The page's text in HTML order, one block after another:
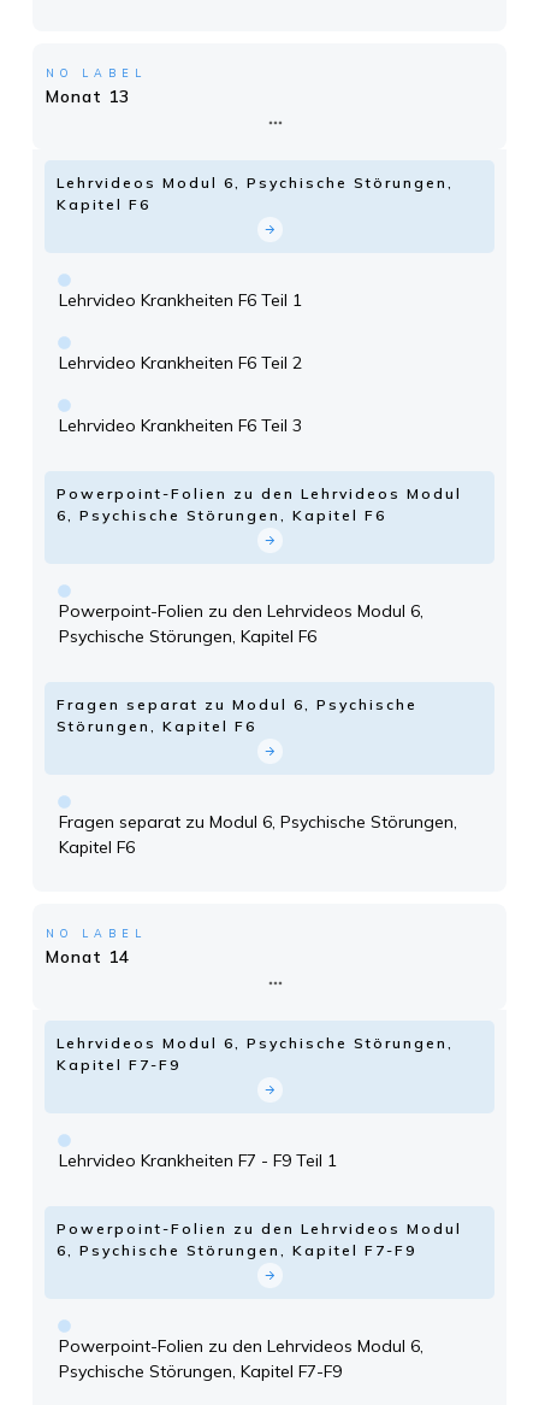
NO LABEL
Monat 13
Lehrvideos Modul 6, Psychische Störungen,
Kapitel F6
Lehrvideo Krankheiten F6 Teil 1
Lehrvideo Krankheiten F6 Teil 2
Lehrvideo Krankheiten F6 Teil 3
Powerpoint-Folien zu den Lehrvideos Modul
6, Psychische Störungen, Kapitel F6
Powerpoint-Folien zu den Lehrvideos Modul 6,
Psychische Störungen, Kapitel F6
Fragen separat zu Modul 6, Psychische
Störungen, Kapitel F6
Fragen separat zu Modul 6, Psychische Störungen,
Kapitel F6
NO LABEL
Monat 14
Lehrvideos Modul 6, Psychische Störungen,
Kapitel F7-F9
Lehrvideo Krankheiten F7 - F9 Teil 1
Powerpoint-Folien zu den Lehrvideos Modul
6, Psychische Störungen, Kapitel F7-F9
Powerpoint-Folien zu den Lehrvideos Modul 6,
Psychische Störungen, Kapitel F7-F9